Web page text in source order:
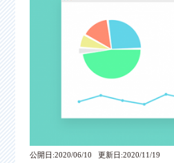
公開日:2020/06/10 更新日:2020/11/19